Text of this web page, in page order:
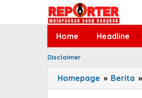
Home Headline
Disclaimer
Homepage » Berita »